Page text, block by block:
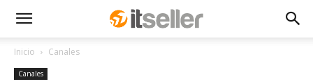
Inicio Canales
Canales